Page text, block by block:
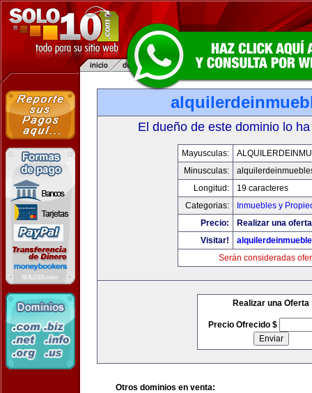
El dueño de este dominio lo
Mayusculas:
Minusculas:
Longitud:
19 caracteres
Categorias:
Inmuebles y
Precio:
Realizar una
Visitar!
Serán consideradas
Realizar una Oferta
Precio Ofrecido $
Otros dominios en venta: